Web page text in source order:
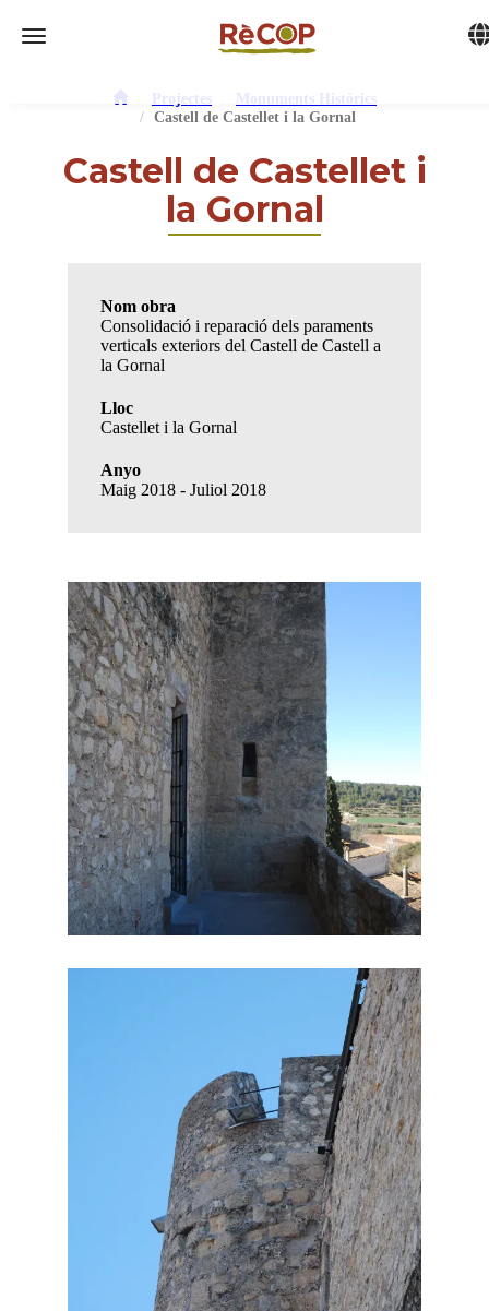
Toggle navigation
Projectes
Monuments Històrics
Castell de Castellet i la Gornal
Castell de Castellet i
la Gornal
Nom obra
Consolidació i reparació dels paraments
verticals exteriors del Castell de Castell a
la Gornal
Lloc
Castellet i la Gornal
Anyo
Maig 2018 - Juliol 2018